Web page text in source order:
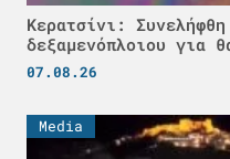
Κερατσίνι:
δεξαμενόπλοιου για
07.08.26
Media